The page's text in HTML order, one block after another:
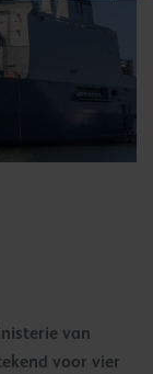
van
voor vier